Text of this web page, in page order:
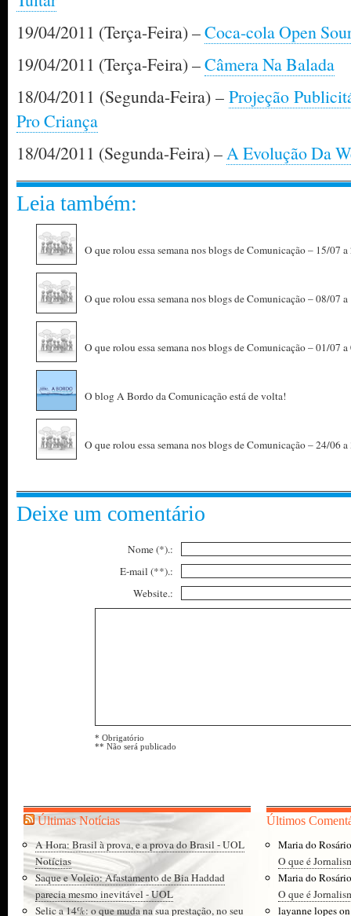
19/04/2011 (Terça-Feira) –Coca-cola Open
19/04/2011 (Terça-Feira) –Câmera Na Balada
18/04/2011 (Segunda-Feira) – Projeção
Pro Criança
18/04/2011 (Segunda-Feira) –A Evolução Da
Leia também:
O que rolou essa semana nos blogs de Comunicação – 15/07
O que rolou essa semana nos blogs de Comunicação – 08/07
O que rolou essa semana nos blogs de Comunicação – 01/07
O blog A Bordo da Comunicação está de volta!
O que rolou essa semana nos blogs de Comunicação – 24/06
Deixe um comentário
Nome (*).:
E-mail (**).:
Website.:
* Obrigatório
** Não será publicado
Últimas Notícias
A Hora: Brasil à prova, e a prova do Brasil - UOL
Notícias
Saque e Voleio: Afastamento de Bia Haddad
parecia mesmo inevitável - UOL
Selic a 14%: o que muda na sua prestação, no seu
Últimos
Maria do
O que é
Maria do
O que é
layanne lopes